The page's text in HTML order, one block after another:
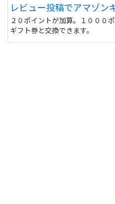
レビュー投稿でアマゾン
２０ポイントが加算。１０００
ギフト券と交換できます。